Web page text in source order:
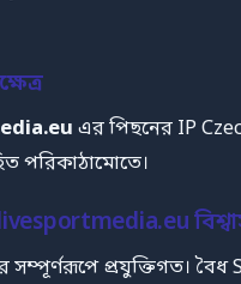
এর পিছনের IP
পরিকাঠামোতে।
সম্পূর্ণরূপে প্রযুক্তিগত।